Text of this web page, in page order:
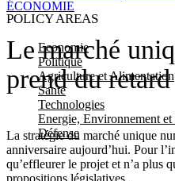
POLICY AREAS
Economie
Politique
Agriculture et Alimentation
Santé
Technologies
Energie, Environnement et
Défense
Le marché
prend du retard
La stratégie du marché unique
anniversaire aujourd’hui. Pour
qu’effleurer le projet et n’a plus
ÉCONOMIE